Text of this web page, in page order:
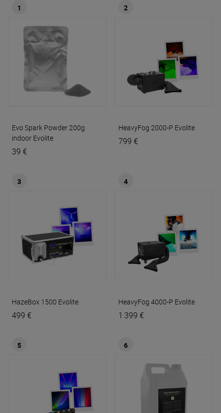
1
Evo Spark Powder 200g
indoor Evolite
39 €
2
HeavyFog 2000-P Evolite
799 €
3
HazeBox 1500 Evolite
499 €
4
HeavyFog 4000-P Evolite
1 399 €
5 6